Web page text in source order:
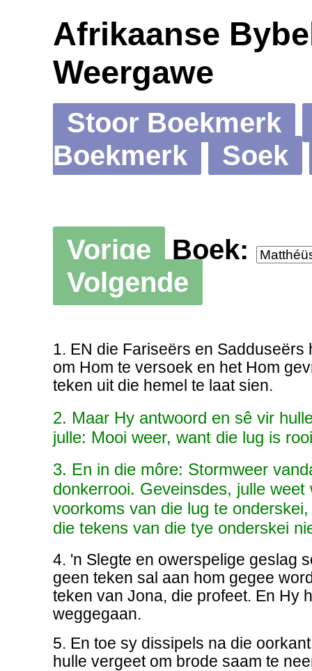
Afrikaanse
Weergawe
Stoor Boekmerk
Boekmerk
Soek
Vorige
Boek:
Volgende
1. EN die Fariseërs en Sadduseërs
om Hom te versoek en het Hom
teken uit die hemel te laat sien.
2. Maar Hy antwoord en sê vir
julle: Mooi weer, want die lug is
3. En in die môre: Stormweer
donkerrooi. Geveinsdes, julle weet
voorkoms van die lug te
die tekens van die tye onderskei
4. 'n Slegte en owerspelige geslag
geen teken sal aan hom gegee
teken van Jona, die profeet. En Hy
weggegaan.
5. En toe sy dissipels na die
hulle vergeet om brode saam te